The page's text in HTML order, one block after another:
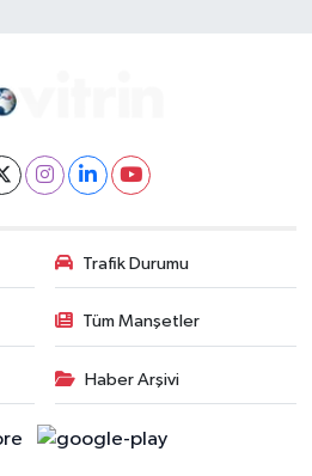
Trafik Durumu
Tüm Manşetler
Haber Arşivi